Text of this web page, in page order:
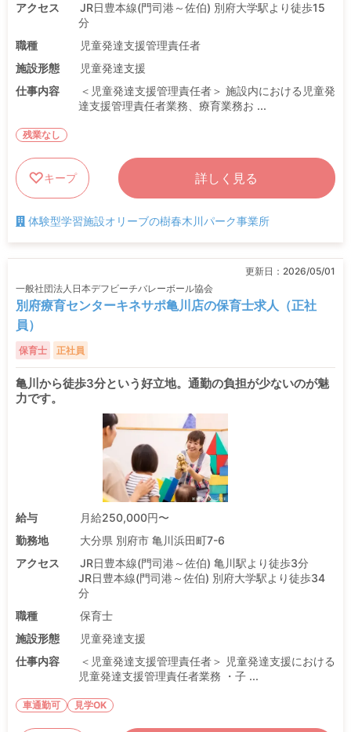
アクセス
JR日豊本線(門司港～佐伯) 別府大学駅より徒歩15
分
職種
児童発達支援管理責任者
施設形態
児童発達支援
仕事内容
＜児童発達支援管理責任者＞ 施設内における児童発
達支援管理責任者業務、療育業務お ...
残業なし
キープ 詳しく見る
体験型学習施設オリーブの樹春木川パーク事業所
更新日： 2026/05/01
一般社団法人日本デフビーチバレーボール協会
別府療育センターキネサポ亀川店の保育士求人（正社
員）
保育士 正社員
亀川から徒歩3分という好立地。通勤の負担が少ないのが魅
力です。
給与
月給250,000円〜
勤務地
大分県 別府市 亀川浜田町7-6
アクセス
JR日豊本線(門司港～佐伯) 亀川駅より徒歩3分
JR日豊本線(門司港～佐伯) 別府大学駅より徒歩34
分
職種
保育士
施設形態
児童発達支援
仕事内容
＜児童発達支援管理責任者＞ 児童発達支援における
児童発達支援管理責任者業務 ・子 ...
車通勤可 見学OK